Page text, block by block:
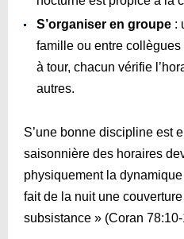
S’organiser en groupe :
famille ou entre
à tour, chacun vérifie
autres.
S’une bonne discipline est
saisonnière des horaires
physiquement la
fait de la nuit une
subsistance » (Coran 78:10-